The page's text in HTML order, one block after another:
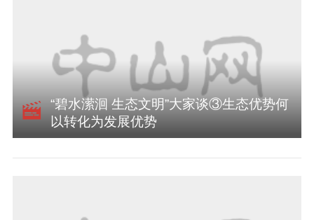
“碧水潆洄 生态文明”大家谈③生态优势何
以转化为发展优势